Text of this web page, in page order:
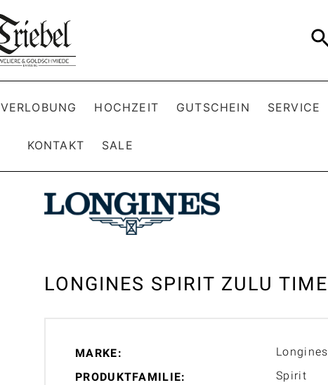
VERLOBUNG HOCHZEIT GUTSCHEIN SERVICE
KONTAKT SALE
LONGINES SPIRIT ZULU TIME
MARKE:
Longines
PRODUKTFAMILIE:
Spirit